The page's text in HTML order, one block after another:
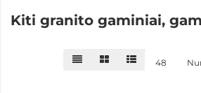
Kiti granito gaminiai,
48